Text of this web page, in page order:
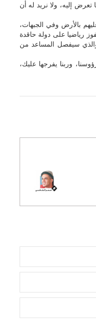
إليه، ولا نريد له أن
بالأرض وفي الجبهات،
رياضيا على دولة حاقدة
والذي سيفصل المساعد من
وربنا يفرجها عليك،